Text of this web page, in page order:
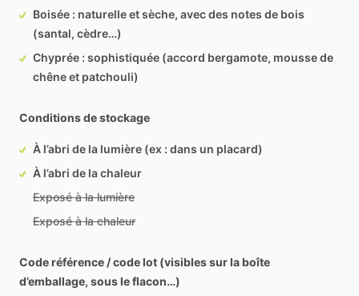
Boisée : naturelle et sèche, avec des notes de bois
(santal, cèdre…)
Chyprée : sophistiquée (accord bergamote, mousse de
chêne et patchouli)
Conditions de stockage
À l’abri de la lumière (ex : dans un placard)
À l’abri de la chaleur
Exposé à la lumière
Exposé à la chaleur
Code référence / code lot (visibles sur la boîte
d’emballage, sous le flacon…)